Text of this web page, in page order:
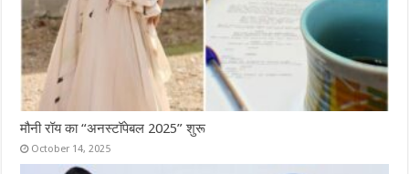
मौनी रॉय का “अनस्टॉपेबल 2025” शुरू
October 14, 2025